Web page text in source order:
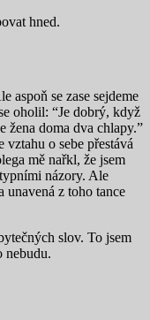
hned.
aspoň se zase sejdeme
oholil: “Je dobrý, když
žena doma dva chlapy.”
o sebe přestává
mě nařkl, že jsem
názory. Ale
unavená z toho tance
slov. To jsem
nebudu.